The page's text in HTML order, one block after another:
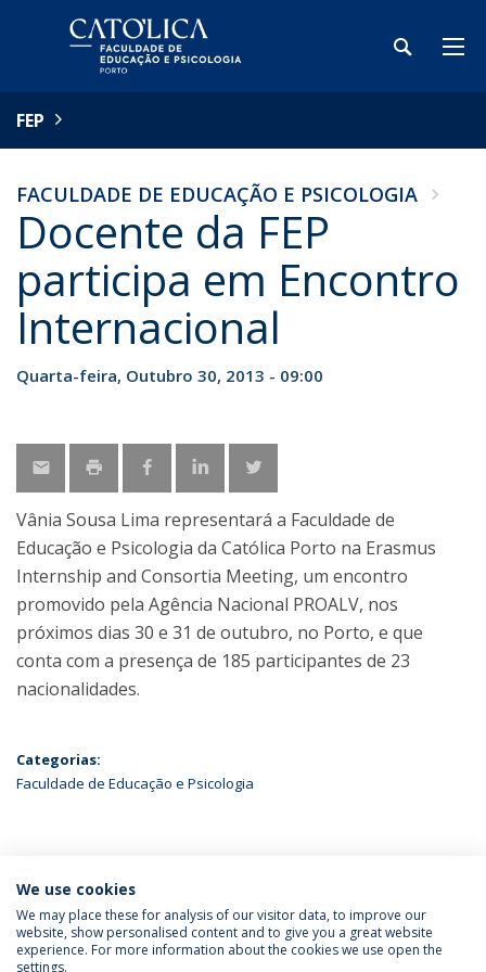
FEP
FACULDADE DE EDUCAÇÃO E PSICOLOGIA
Docente da FEP
participa em Encontro
Internacional
Quarta-feira, Outubro 30, 2013 - 09:00
Vânia Sousa Lima representará a Faculdade de
Educação e Psicologia da Católica Porto na Erasmus
Internship and Consortia Meeting, um encontro
promovido pela Agência Nacional PROALV, nos
próximos dias 30 e 31 de outubro, no Porto, e que
conta com a presença de 185 participantes de 23
nacionalidades.
Categorias:
Faculdade de Educação e Psicologia
ÚLTIMAS NOTÍCIAS
Política de Privacidade
Termos & Condições
We use cookies
We may place these for analysis of our visitor data, to improve our
website, show personalised content and to give you a great website
experience. For more information about the cookies we use open the
settings.